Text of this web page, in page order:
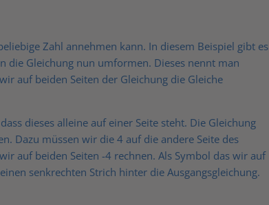
Zahl annehmen kann. In diesem Beispiel gibt es
die Gleichung nun umformen. Dieses nennt man
auf beiden Seiten der Gleichung die Gleiche
dieses alleine auf einer Seite steht. Die Gleichung
Dazu müssen wir die 4 auf die andere Seite des
auf beiden Seiten -4 rechnen. Als Symbol das wir auf
senkrechten Strich hinter die Ausgangsgleichung.